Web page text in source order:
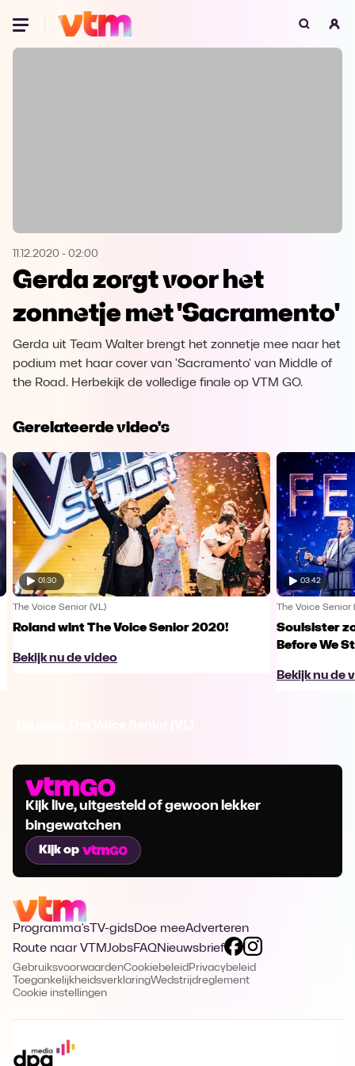
Oeps, browser niet ondersteund
Microsoft Edge Download
Opera Download
11.12.2020 - 02:00
Gerda zorgt voor het
zonnetje met 'Sacramento'
Gerda uit Team Walter brengt het zonnetje mee naar het
podium met haar cover van 'Sacramento' van Middle of
the Road. Herbekijk de volledige finale op VTM GO.
Gerelateerde video's
01:30
The Voice Senior (VL)
Roland wint The Voice Senior 2020!
Bekijk nu de video
03:42
The Voice Senior
Soulsister
Before We
Bekijk nu de
Kijk live, uitgesteld of gewoon lekker
bingewatchen
Kijk op
Programma's TV-gidsDoe meeAdverteren
Route naar VTMJobsFAQNieuwsbrief
GebruiksvoorwaardenCookiebeleid Privacybeleid
ToegankelijkheidsverklaringWedstrijdreglement
Cookie instellingen